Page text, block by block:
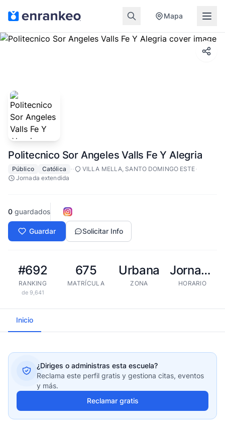
Mapa
Politecnico Sor Angeles Valls Fe Y Alegria
Público Católica ·· VILLA MELLA, SANTO DOMINGO ESTE·
Jornada extendida
0 guardados
Guardar Solicitar Info
#692
RANKING
de 9,641
675
MATRÍCULA
Urbana
ZONA
Jornada extendida
HORARIO
Inicio
¿Diriges o administras esta escuela?
Reclama este perfil gratis y gestiona citas, eventos
y más.
Reclamar gratis